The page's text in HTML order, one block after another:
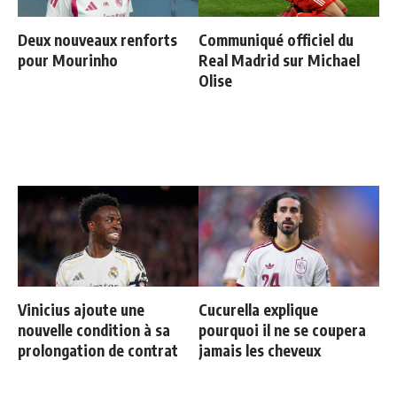
Deux nouveaux renforts
pour Mourinho
Communiqué officiel du
Real Madrid sur Michael
Olise
Vinicius ajoute une
nouvelle condition à sa
prolongation de contrat
Cucurella explique
pourquoi il ne se coupera
jamais les cheveux